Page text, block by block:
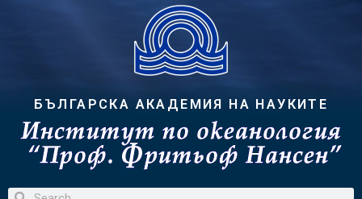
БЪЛГАРСКА АКАДЕМИЯ НА НАУКИТЕ